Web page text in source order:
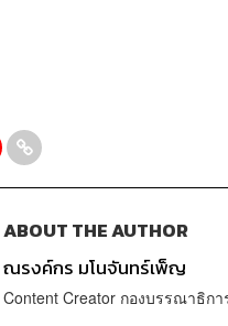
ABOUT THE AUTHOR
ณรงค์กร มโนจันทร์เพ็ญ
Content Creator กองบรรณาธิกา